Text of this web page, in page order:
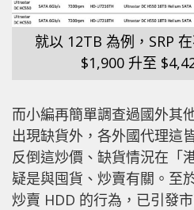
就以 12TB 為例，SRP
$1,900 升至
而小編再簡單調查過國外其
出現缺貨外，各外國代理這
反倒這炒價、缺貨情況在「
疑是與囤貨、炒賣有關。至
炒賣 HDD 的行為，已引發